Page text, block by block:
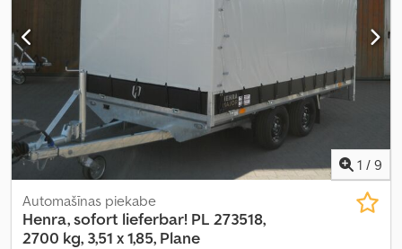
1 / 9
Automašīnas piekabe
Henra, sofort lieferbar! PL 273518,
2700 kg, 3,51 x 1,85, Plane